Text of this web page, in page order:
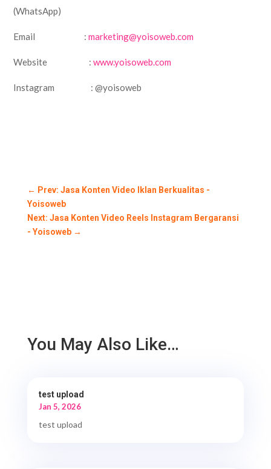
(WhatsApp)
Email : marketing@yoisoweb.com
Website :www.yoisoweb.com
Instagram : @yoisoweb
← Prev: Jasa Konten Video Iklan Berkualitas -
Yoisoweb
Next: Jasa Konten Video Reels Instagram Bergaransi
- Yoisoweb→
You May Also Like…
test upload
Jan 5, 2026
test upload